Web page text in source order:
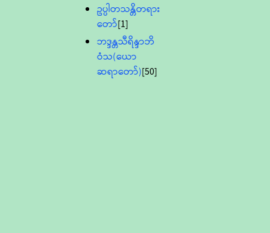
ဥပ္ပါတသန္တိတရား
တော်[1]
ဘဒ္ဒန္တသီရိန္ဒာဘိ
ဝံသ(ယော
ဆရာတော်)[50]